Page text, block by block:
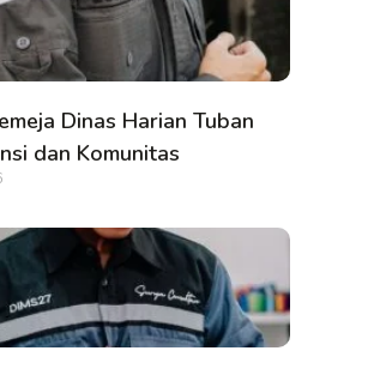
Dinas Harian Tuban
dan Komunitas